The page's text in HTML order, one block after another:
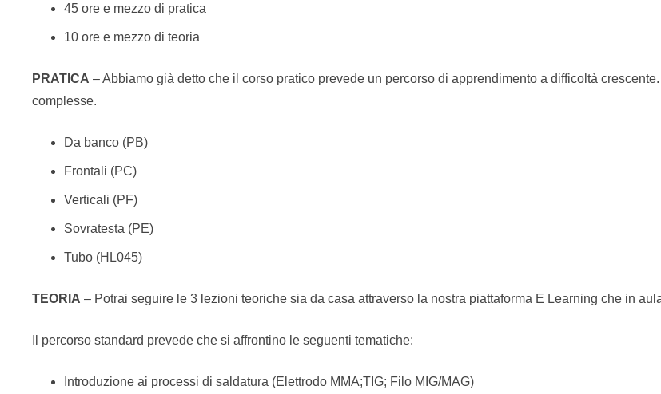
45 ore e mezzo di pratica
10 ore e mezzo di teoria
PRATICA – Abbiamo già detto che il corso pratico prevede un percorso di apprendimento a difficoltà
complesse.
Da banco (PB)
Frontali (PC)
Verticali (PF)
Sovratesta (PE)
Tubo (HL045)
TEORIA – Potrai seguire le 3 lezioni teoriche sia da casa attraverso la nostra piattaforma E Learning che in
Il percorso standard prevede che si affrontino le seguenti tematiche:
Introduzione ai processi di saldatura (Elettrodo MMA;TIG; Filo MIG/MAG)